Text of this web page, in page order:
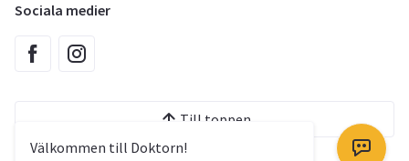
Välkommen till Doktorn!
Sociala medier
Till toppen